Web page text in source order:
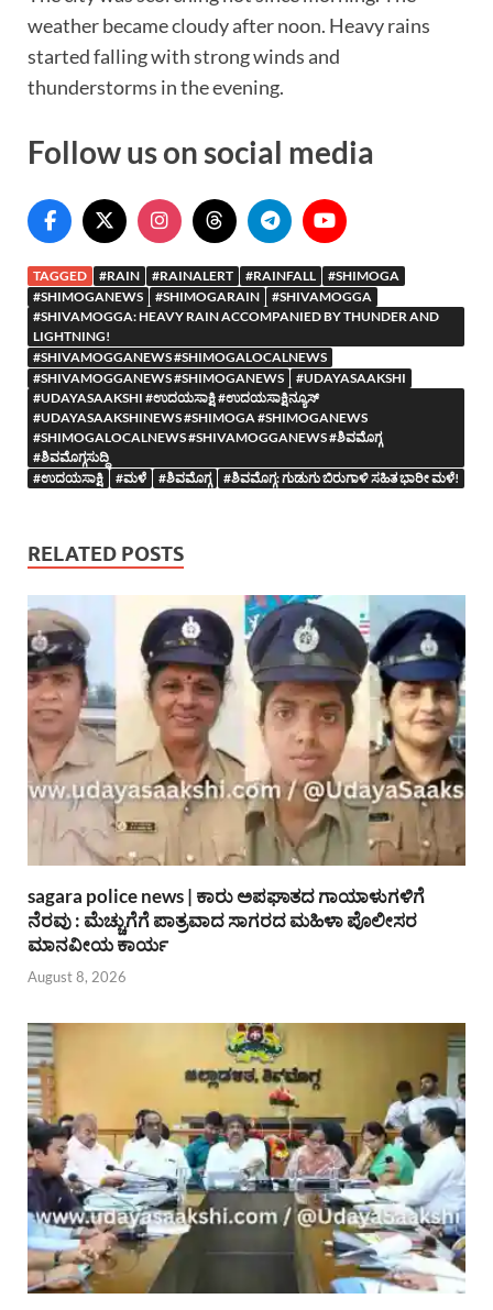
weather became cloudy after noon. Heavy rains
started falling with strong winds and
thunderstorms in the evening.
Follow us on social media
TAGGED #RAIN #RAINALERT #RAINFALL
#SHIMOGA
#SHIMOGANEWS
#SHIMOGARAIN
#SHIVAMOGGA
#SHIVAMOGGA: HEAVY RAIN ACCOMPANIED BY THUNDER AND
LIGHTNING!
#SHIVAMOGGANEWS #SHIMOGALOCALNEWS
#SHIVAMOGGANEWS #SHIMOGANEWS
#UDAYASAAKSHI
#UDAYASAAKSHI #ಉದಯಸಾಕ್ಷಿ #ಉದಯಸಾಕ್ಷಿನ್ಯೂಸ್
#UDAYASAAKSHINEWS #SHIMOGA #SHIMOGANEWS
#SHIMOGALOCALNEWS #SHIVAMOGGANEWS #ಶಿವಮೊಗ್ಗ
#ಶಿವಮೊಗ್ಗಸುದ್ದಿ
#ಉದಯಸಾಕ್ಷಿ
#ಮಳೆ #ಶಿವಮೊಗ್ಗ #ಶಿವಮೊಗ್ಗ: ಗುಡುಗು ಬಿರುಗಾಳಿ ಸಹಿತ ಭಾರೀ ಮಳೆ!
RELATED POSTS
sagara police news | ಕಾರು ಅಪಘಾತದ ಗಾಯಾಳುಗಳಿಗೆ
ನೆರವು : ಮೆಚ್ಚುಗೆಗೆ ಪಾತ್ರವಾದ ಸಾಗರದ ಮಹಿಳಾ ಪೊಲೀಸರ
ಮಾನವೀಯ ಕಾರ್ಯ
August 8, 2026